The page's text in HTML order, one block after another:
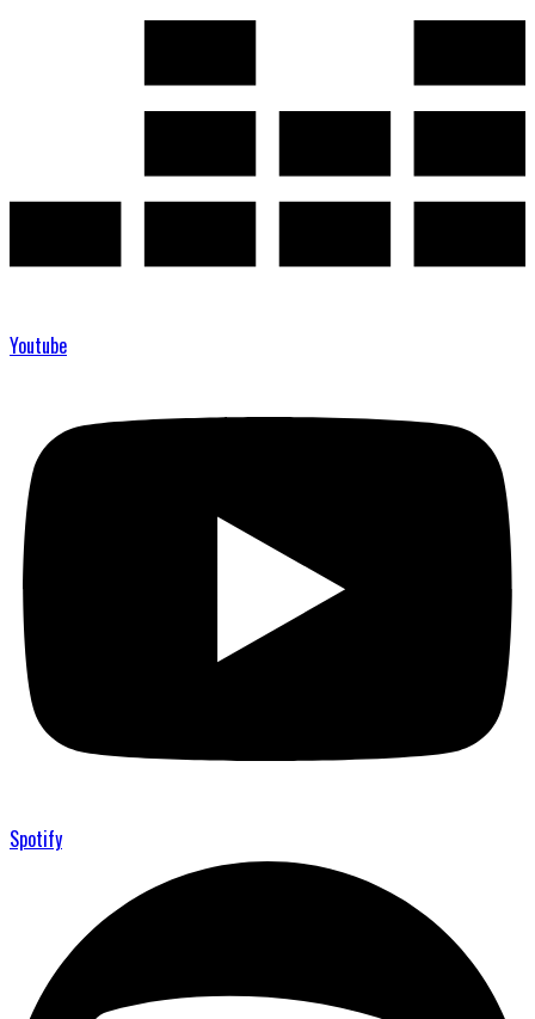
Youtube
Spotify